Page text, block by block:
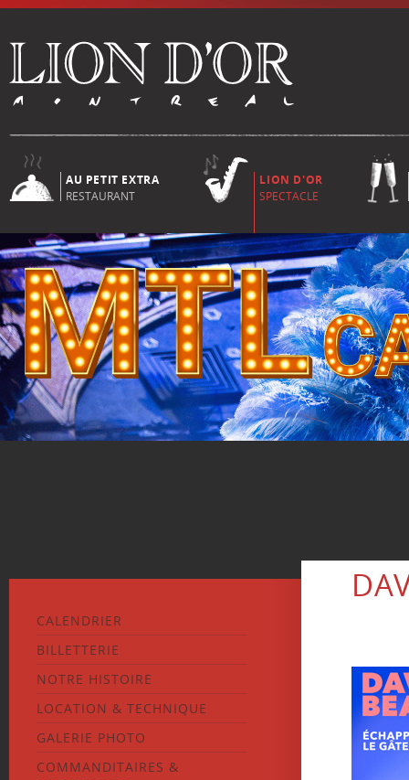
AU PETIT EXTRA
RESTAURANT
LION D'OR
SPECTACLE
CALENDRIER
BILLETTERIE
NOTRE HISTOIRE
LOCATION & TECHNIQUE
GALERIE PHOTO
COMMANDITAIRES &